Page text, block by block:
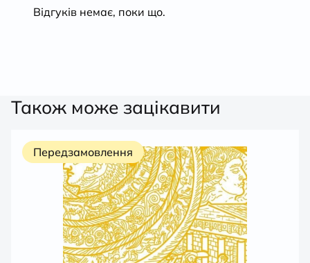
Відгуків немає, поки що.
Також може зацікавити
Передзамовлення